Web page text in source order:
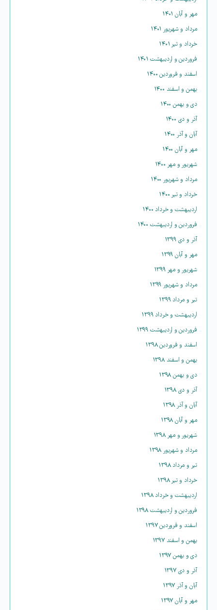
مهر و آبان ۱۴۰۱
مرداد و شهریور ۱۴۰۱
خرداد و تیر ۱۴۰۱
فروردین و اردیبهشت ۱۴۰۱
اسفند و فروردین ۱۴۰۰
بهمن و اسفند ۱۴۰۰
دی و بهمن ۱۴۰۰
آذر و دی ۱۴۰۰
آبان و آذر ۱۴۰۰
مهر و آبان ۱۴۰۰
شهریور و مهر ۱۴۰۰
مرداد و شهریور ۱۴۰۰
خرداد و تیر ۱۴۰۰
اردیبهشت و خرداد ۱۴۰۰
فروردین و اردیبهشت ۱۴۰۰
آذر و دی ۱۳۹۹
مهر و آبان ۱۳۹۹
شهریور و مهر ۱۳۹۹
مرداد و شهریور ۱۳۹۹
تیر و مرداد ۱۳۹۹
اردیبهشت و خرداد ۱۳۹۹
فروردین و اردیبهشت ۱۳۹۹
اسفند و فروردین ۱۳۹۸
بهمن و اسفند ۱۳۹۸
دی و بهمن ۱۳۹۸
آذر و دی ۱۳۹۸
آبان و آذر ۱۳۹۸
مهر و آبان ۱۳۹۸
شهریور و مهر ۱۳۹۸
مرداد و شهریور ۱۳۹۸
تیر و مرداد ۱۳۹۸
خرداد و تیر ۱۳۹۸
اردیبهشت و خرداد ۱۳۹۸
فروردین و اردیبهشت ۱۳۹۸
اسفند و فروردین ۱۳۹۷
بهمن و اسفند ۱۳۹۷
دی و بهمن ۱۳۹۷
آذر و دی ۱۳۹۷
آبان و آذر ۱۳۹۷
مهر و آبان ۱۳۹۷